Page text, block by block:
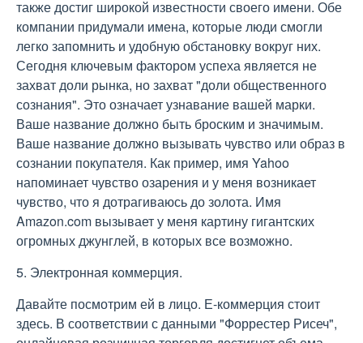
также достиг широкой известности своего имени. Обе
компании придумали имена, которые люди смогли
легко запомнить и удобную обстановку вокруг них.
Сегодня ключевым фактором успеха является не
захват доли рынка, но захват "доли общественного
сознания". Это означает узнавание вашей марки.
Ваше название должно быть броским и значимым.
Ваше название должно вызывать чувство или образ в
сознании покупателя. Как пример, имя Yahoo
напоминает чувство озарения и у меня возникает
чувство, что я дотрагиваюсь до золота. Имя
Amazon.com вызывает у меня картину гигантских
огромных джунглей, в которых все возможно.
5. Электронная коммерция.
Давайте посмотрим ей в лицо. Е-коммерция стоит
здесь. В соответствии с данными "Форрестер Рисеч",